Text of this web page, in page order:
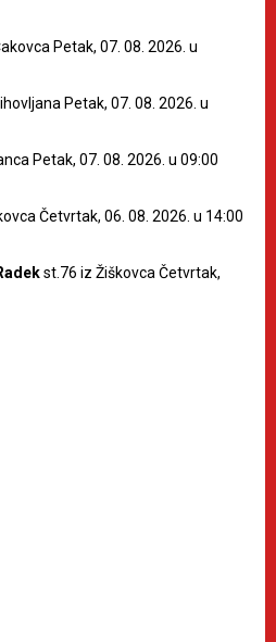
Petak, 07. 08. 2026. u
Petak, 07. 08. 2026. u
Petak, 07. 08. 2026. u 09:00
Četvrtak, 06. 08. 2026. u 14:00
st.76 iz Žiškovca Četvrtak,